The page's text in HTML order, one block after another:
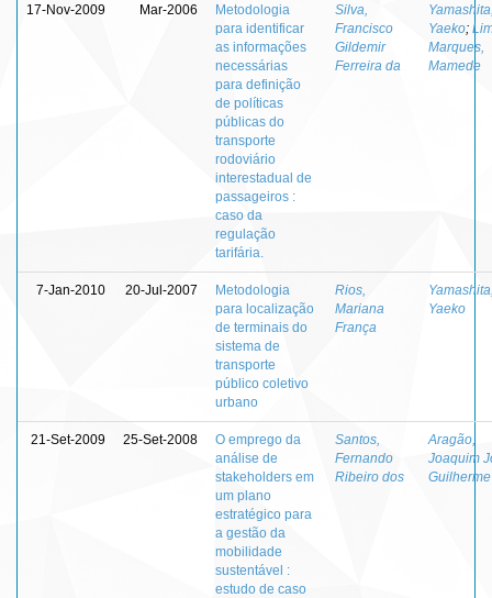
17-Nov-2009 Mar-2006
Metodologia
para identificar
as informações
necessárias
para definição
de políticas
públicas do
transporte
rodoviário
interestadual de
passageiros :
caso da
regulação
tarifária.
Silva,
Francisco
Gildemir
Ferreira da
Yaeko;
Marques,
Mamede
7-Jan-2010 20-Jul-2007
Metodologia
para localização
de terminais do
sistema de
transporte
público coletivo
urbano
Rios,
Mariana
França
Yaeko
21-Set-2009 25-Set-2008
O emprego da
análise de
stakeholders em
um plano
estratégico para
a gestão da
mobilidade
sustentável :
estudo de caso
Santos,
Fernando
Ribeiro dos
Aragão,
Joaquim